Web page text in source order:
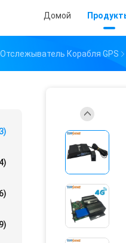
Домой
Отслежыватель Корабля GPS